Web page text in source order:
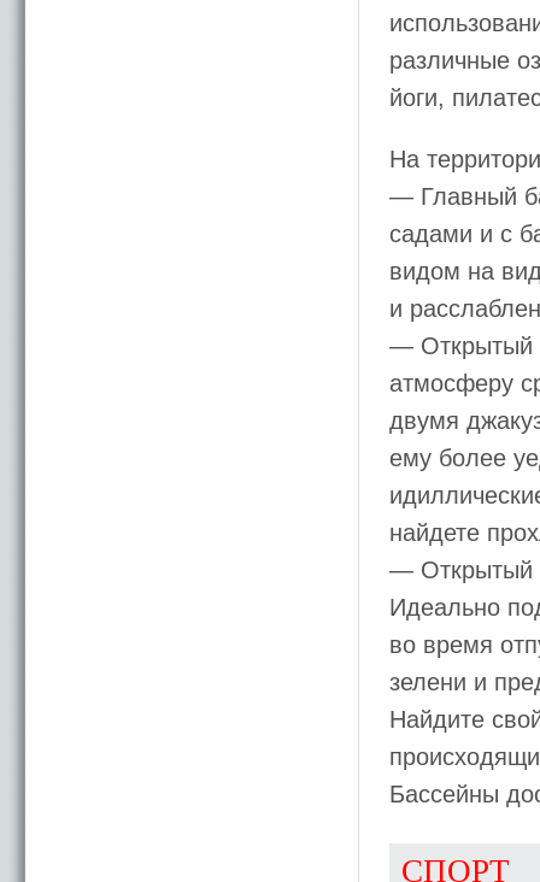
различные
йоги,
На
— Главный
садами и с
видом на
и
— Открытый
атмосферу
двумя
ему более
найдете
— Открытый
Идеально
во время
зелени и
Найдите
Бассейны
СПОРТ